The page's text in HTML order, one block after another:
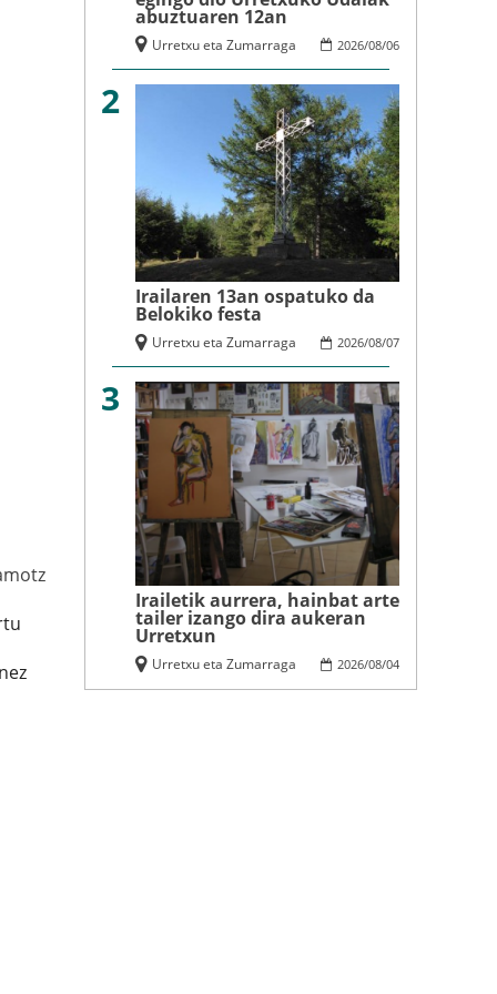
abuztuaren 12an
2026/08/06
Urretxu eta Zumarraga
2
Irailaren 13an ospatuko da
Belokiko festa
2026/08/07
Urretxu eta Zumarraga
3
Irailetik aurrera, hainbat arte
tailer izango dira aukeran
Urretxun
2026/08/04
Urretxu eta Zumarraga